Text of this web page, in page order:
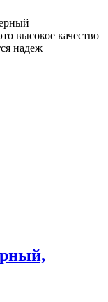
высокое качество
надеж